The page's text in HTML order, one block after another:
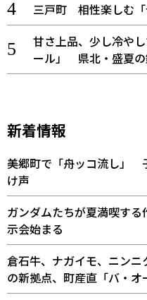
三戸町 相性楽しむ「
甘さ上品、少し冷や
ール」 県北・盛夏の
新着情報
美郷町で「舟ッコ流し」
け声
ガンダムたちが夏満喫す
示会始まる
倉石牛、ナガイモ、ニン
の新拠点、町産直「バ・オ